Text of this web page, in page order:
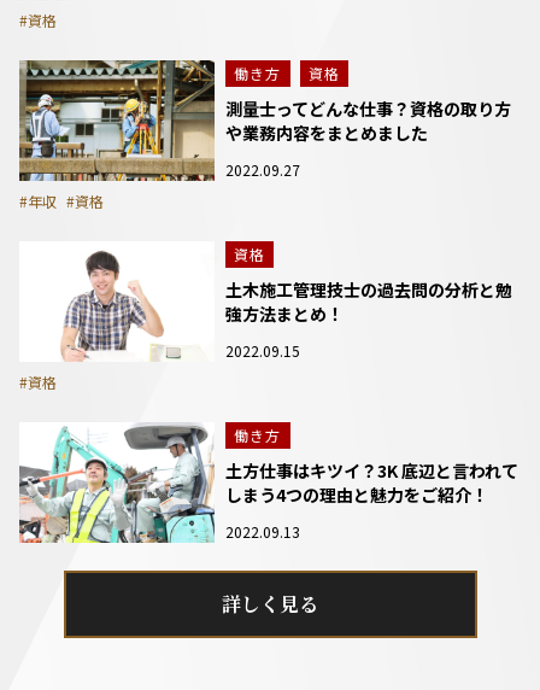
#資格
働き方 資格
測量士ってどんな仕事？資格の取り方
や業務内容をまとめました
2022.09.27
#年収 #資格
資格
土木施工管理技士の過去問の分析と勉
強方法まとめ！
2022.09.15
#資格
働き方
土方仕事はキツイ？3K 底辺と言われて
しまう4つの理由と魅力をご紹介！
2022.09.13
詳しく見る